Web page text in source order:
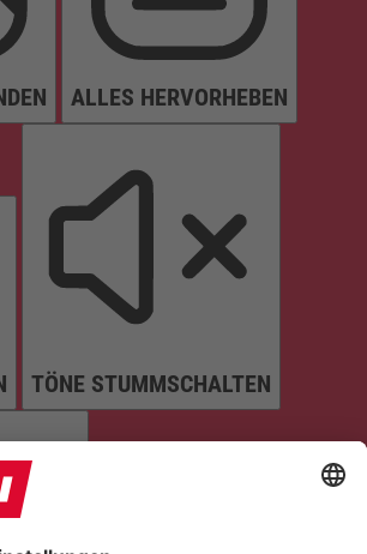
ALLES HERVORHEBEN
TÖNE STUMMSCHALTEN